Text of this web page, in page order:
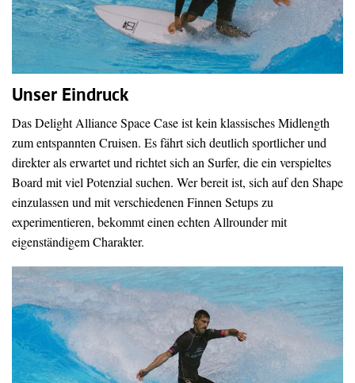
Unser Eindruck
Das Delight Alliance Space Case ist kein klassisches Midlength
zum entspannten Cruisen. Es fährt sich deutlich sportlicher und
direkter als erwartet und richtet sich an Surfer, die ein verspieltes
Board mit viel Potenzial suchen. Wer bereit ist, sich auf den Shape
einzulassen und mit verschiedenen Finnen Setups zu
experimentieren, bekommt einen echten Allrounder mit
eigenständigem Charakter.